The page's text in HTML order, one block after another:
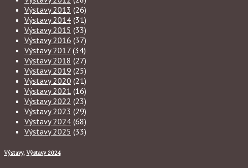
Výstavy 2013 (26)
Výstavy 2014 (31)
Výstavy 2015 (33)
Výstavy 2016 (37)
Výstavy 2017 (34)
Výstavy 2018 (27)
Výstavy 2019 (25)
Výstavy 2020 (21)
Výstavy 2021 (16)
Výstavy 2022 (23)
Výstavy 2023 (29)
Výstavy 2024 (68)
Výstavy 2025 (33)
Výstavy, Výstavy 2024